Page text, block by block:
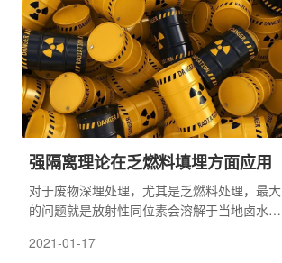
强隔离理论在乏燃料填埋方面应用
​对于废物深埋处理，尤其是乏燃料处理，最大
的问题就是放射性同位素会溶解于当地卤水
2021-01-17